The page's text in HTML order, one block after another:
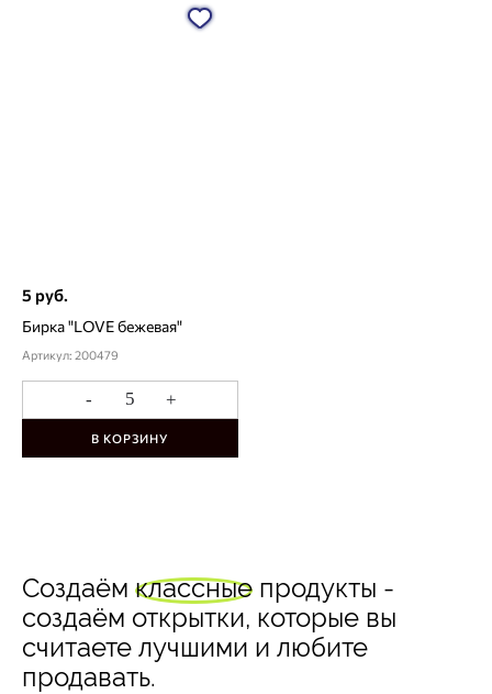
5 руб.
Бирка "LOVE бежевая"
Артикул: 200479
- +
В КОРЗИНУ
Создаём классные продукты -
создаём открытки, которые вы
считаете лучшими и любите
продавать.